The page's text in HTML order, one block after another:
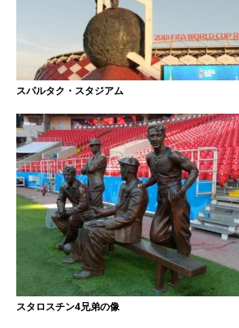
スパルタク・スタジアム
スタロスチン4兄弟の像